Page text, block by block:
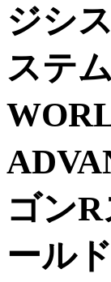
ジシ
ステ
ゴン
ール